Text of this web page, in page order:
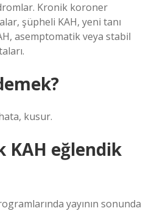
Kronik koroner
şüpheli KAH, yeni tanı
asemptomatik veya stabil
kusur.
KAH eğlendik
yayının sonunda